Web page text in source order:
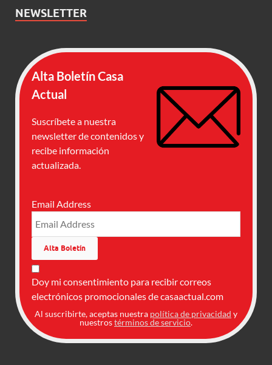
NEWSLETTER
Alta Boletín Casa
Actual
Suscríbete a nuestra
newsletter de contenidos y
recibe información
actualizada.
Email Address
Doy mi consentimiento para recibir correos
electrónicos promocionales de casaactual.com
Al suscribirte, aceptas nuestra política de privacidad y
nuestrostérminos de servicio.